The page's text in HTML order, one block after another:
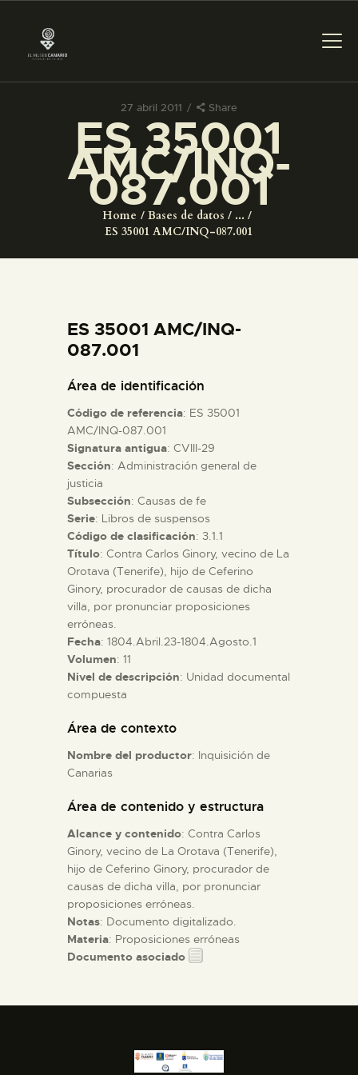
27 abril 2011 Share
ES 35001
AMC/INQ-
087.001
Home Bases de datos
...
ES 35001 AMC/INQ-087.001
PREPARAR LA VISITA
ACTIVIDADES
COLECCIONES
ESPAÑOL
PREPARAR LA VISITA
ACTIVIDADES
█
EL MUSEO
COLECCIONES
ESPAÑOL
ES 35001 AMC/INQ-
087.001
Área de identificación
Código de referencia: ES 35001
AMC/INQ-087.001
Signatura antigua: CVIII-29
Sección: Administración general de
justicia
Subsección: Causas de fe
Serie: Libros de suspensos
Código de clasificación: 3.1.1
Título: Contra Carlos Ginory, vecino de La
Orotava (Tenerife), hijo de Ceferino
Ginory, procurador de causas de dicha
villa, por pronunciar proposiciones
erróneas.
Fecha: 1804.Abril.23-1804.Agosto.1
Volumen: 11
Nivel de descripción: Unidad documental
compuesta
Área de contexto
Nombre del productor: Inquisición de
Canarias
Área de contenido y estructura
Alcance y contenido: Contra Carlos
Ginory, vecino de La Orotava (Tenerife),
hijo de Ceferino Ginory, procurador de
causas de dicha villa, por pronunciar
proposiciones erróneas.
Notas: Documento digitalizado.
Materia: Proposiciones erróneas
Documento asociado